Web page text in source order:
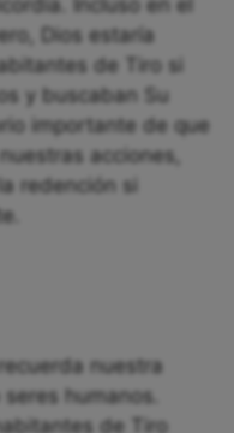
Incluso en el
Dios estaría
de Tiro si
y buscaban Su
importante de que
acciones,
redención si
nuestra
humanos.
de Tiro